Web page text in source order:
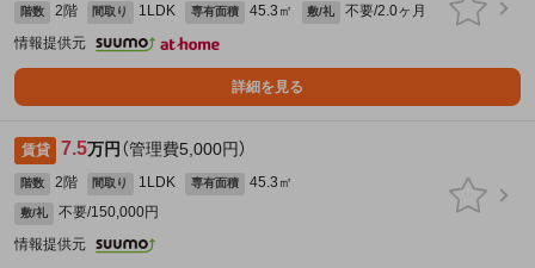
階数 2階 間取り 1LDK 専有面積 45.3㎡ 敷/礼
不要/2.0ヶ月
情報提供元
詳細を見る
賃貸 7.5万円 （管理費5,000円）
階数 2階 間取り 1LDK 専有面積 45.3㎡
敷/礼
不要/150,000円
情報提供元